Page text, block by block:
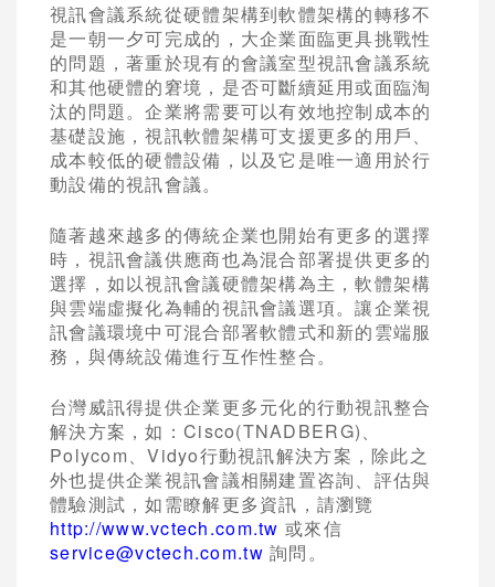
視訊會議系統從硬體架構到軟體架構的轉移不
是一朝一夕可完成的，大企業面臨更具挑戰性
的問題，著重於現有的會議室型視訊會議系統
和其他硬體的窘境，是否可斷續延用或面臨淘
汰的問題。企業將需要可以有效地控制成本的
基礎設施，視訊軟體架構可支援更多的用戶、
成本較低的硬體設備，以及它是唯一適用於行
動設備的視訊會議。
隨著越來越多的傳統企業也開始有更多的選擇
時，視訊會議供應商也為混合部署提供更多的
選擇，如以視訊會議硬體架構為主，軟體架構
與雲端虛擬化為輔的視訊會議選項。讓企業視
訊會議環境中可混合部署軟體式和新的雲端服
務，與傳統設備進行互作性整合。
台灣威訊得提供企業更多元化的行動視訊整合
解決方案，如： Cisco(TNADBERG)、
Polycom、Vidyo行動視訊解決方案，除此之
外也提供企業視訊會議相關建置咨詢、評估與
體驗測試，如需瞭解更多資訊，請瀏覽
http://www.vctech.com.tw 或來信
service@vctech.com.tw 詢問。